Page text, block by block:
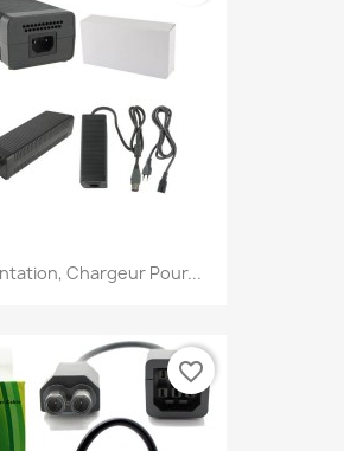
Chargeur Pour...
favorite_border